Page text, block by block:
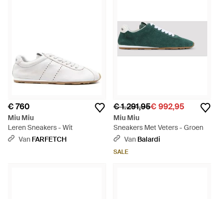
€ 760
Miu Miu
Leren Sneakers - Wit
Van FARFETCH
€ 1.291,95€ 992,95
Miu Miu
Sneakers Met Veters - Groen
Van Balardi
SALE